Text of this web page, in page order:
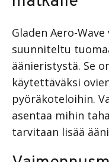
Gladen Aero-
suunniteltu
äänieristystä. Se
käytettäväksi
pyöräkoteloihin.
asentaa mihin
tarvitaan lisää